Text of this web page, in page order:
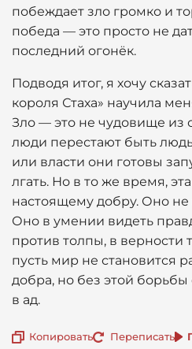
побеждает зло громко и
победа — это просто не
последний огонёк.
Подводя итог, я хочу
короля Стаха» научила
Зло — это не чудовище из
люди перестают быть
или власти они готовы
лгать. Но в то же время,
настоящему добру. Оно
Оно в умении видеть
против толпы, в верности
пусть мир не становится
добра, но без этой борьбы
в ад.
Копировать Переписать